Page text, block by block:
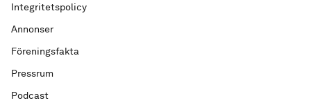
Integritetspolicy
Annonser
Föreningsfakta
Pressrum
Podcast